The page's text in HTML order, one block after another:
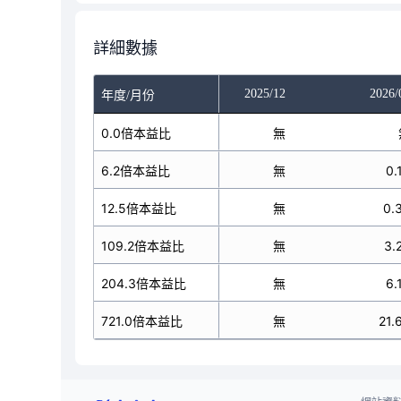
詳細數據
年度/月份
2025/11 2025/12 2026/
0.0倍本益比
6.2倍本益比
12.5倍本益比
109.2倍本益比
204.3倍本益比
721.0倍本益比
無 無
無 無
無 無
無 無
無 無
無 無